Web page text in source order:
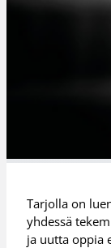
Tarjolla on
yhdessä
ja uutta oppia